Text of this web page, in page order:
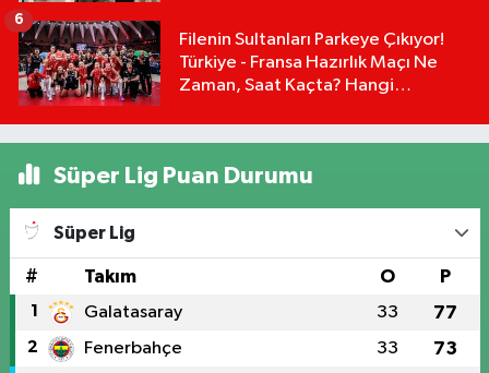
Filenin Sultanları Parkeye Çıkıyor!
Türkiye - Fransa Hazırlık Maçı Ne
Zaman, Saat Kaçta? Hangi
6
Süper Lig Puan Durumu
Süper Lig
# Takım O P
1 Galatasaray 33 77
2 Fenerbahçe 33 73